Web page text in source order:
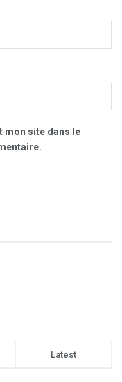
mon site dans le
Latest